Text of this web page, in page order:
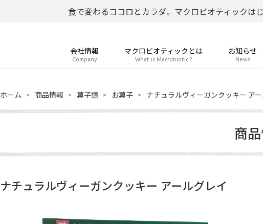
食で変わるココロとカラダ。マクロビオティックは
会社情報
Company
マクロビオティックとは
What is Macrobiotic ?
お知らせ
News
ホーム 商品情報 菓子類 お菓子 ナチュラルヴィーガンクッキー ア
商
ナチュラルヴィーガンクッキー アールグレイ